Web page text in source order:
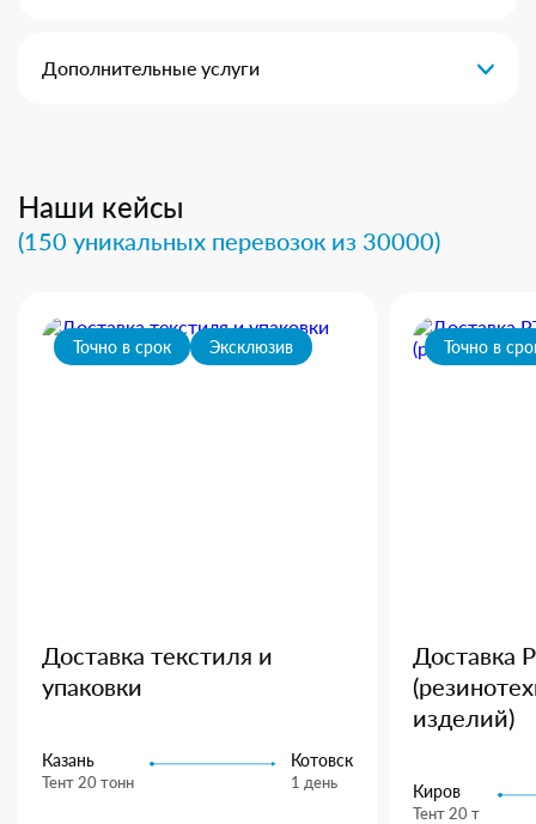
Дополнительные услуги
Наши кейсы
(150 уникальных перевозок из 30000)
Точно в срок Эксклюзив
Доставка текстиля и
упаковки
Казань
Тент 20 тонн
Котовск
1 день
Точно в
Доставка
изделий)
Киров
Тент 20 т